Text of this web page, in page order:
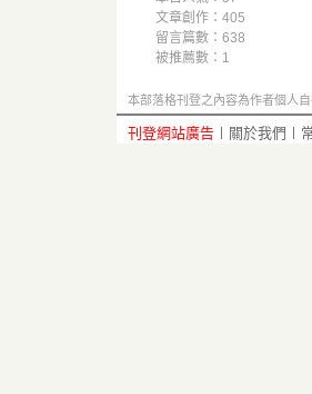
文章創作：405
留言篇數：638
被推薦數： 1
本部落格刊登之內容為作者個人
刊登網站廣告 關於我們